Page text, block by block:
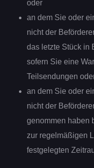
oder
an dem Sie oder
nicht der
das letzte Stück in
sofern Sie eine
Teilsendungen
an dem Sie oder
nicht der
genommen haben
zur regelmäßigen
festgelegten